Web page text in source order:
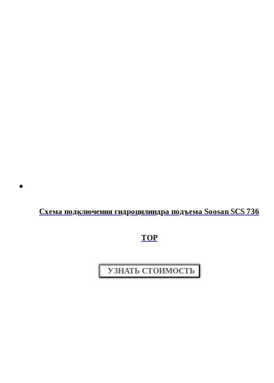
Схема подключения гидроцилиндра подъема Soosan SCS 736
TOP
УЗНАТЬ СТОИМОСТЬ